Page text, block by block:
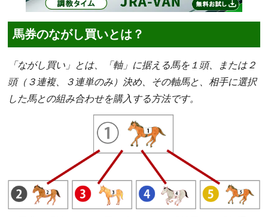
馬券のながし買いとは？
「ながし買い」とは、「軸」に据える馬を１頭、または２
頭（３連複、３連単のみ）決め、その軸馬と、相手に選択
した馬との組み合わせを購入する方法です。